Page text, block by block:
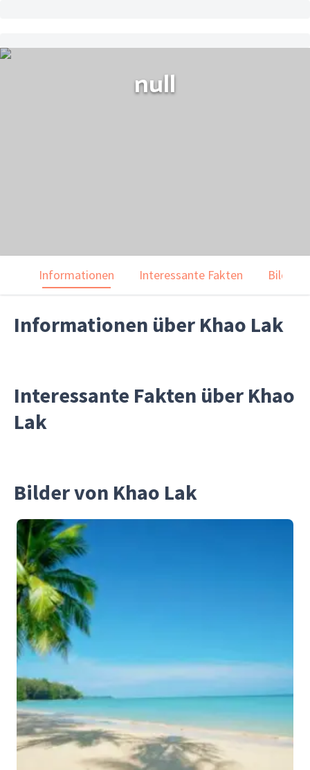
null
Informationen Interessante Fakten Bilder
Informationen über Khao Lak
Interessante Fakten über Khao
Lak
Bilder von Khao Lak